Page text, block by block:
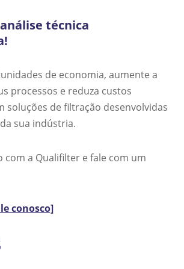
técnica
de economia, aumente a
processos e reduza custos
soluções de filtração desenvolvidas
sua indústria.
com a Qualifilter e fale com um
conosco]